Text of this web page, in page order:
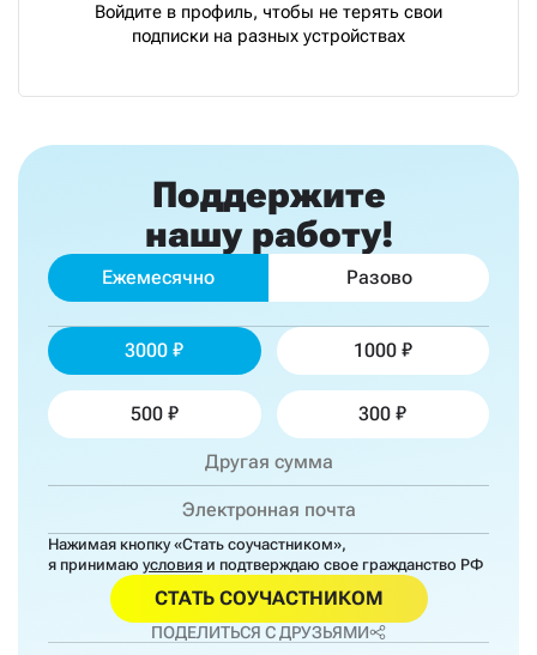
Войдите в профиль, чтобы не терять свои
подписки на разных устройствах
Поддержите
нашу работу!
Ежемесячно Разово
3000 1000
500 300
Нажимая кнопку «Стать соучастником»,
я принимаю условия и подтверждаю свое гражданство РФ
СТАТЬ СОУЧАСТНИКОМ
ПОДЕЛИТЬСЯ С ДРУЗЬЯМИ